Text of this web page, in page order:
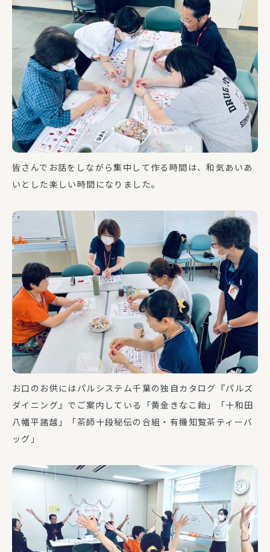
皆さんでお話をしながら集中して作る時間は、和気あいあ
いとした楽しい時間になりました。
お口のお供にはパルシステム千葉の独自カタログ『パルズ
ダイニング』でご案内している「黄金きなこ飴」「十和田
八幡平諸越」「茶師十段秘伝の合組・有機知覧茶ティーバ
ッグ」